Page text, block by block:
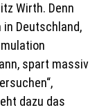
Wirth. Denn
in Deutschland,
spart massiv
dazu das